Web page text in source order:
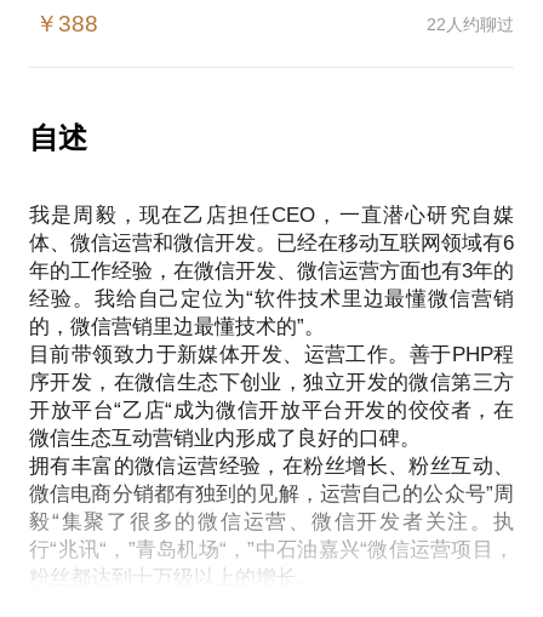
怎么结合微信技术中新的工具、新的玩法，做好粉丝
PS：以上问题咨询，请准备好企业公众号当前运营情
5000个左右；微信文章阅读量转发量都很低；微信大
业等，进行活动策划，实现快速的粉丝增长，平均增
加粉丝5万+。我愿意与你分享的内容包括：介绍市面
企业资源，更好地利用起来。PS.在选择与我见面
前，请把你的问题更具体化。毕竟一小时的谈话只能
解决一个小问题。请把你的问题提前发给我，方便我
做更精确的准备，提升见面效率。期待与你的见面。
￥388 22人约聊过
自述
我是周毅，现在乙店担任CEO，一直潜心研究自媒
体、微信运营和微信开发。已经在移动互联网领域有6
年的工作经验，在微信开发、微信运营方面也有3年的
经验。我给自己定位为“软件技术里边最懂微信营销
的，微信营销里边最懂技术的”。
目前带领致力于新媒体开发、运营工作。善于PHP程
序开发，在微信生态下创业，独立开发的微信第三方
开放平台“乙店“成为微信开放平台开发的佼佼者，在
微信生态互动营销业内形成了良好的口碑。
拥有丰富的微信运营经验，在粉丝增长、粉丝互动、
微信电商分销都有独到的见解，运营自己的公众号”周
毅“集聚了很多的微信运营、微信开发者关注。执
行“兆讯“，”青岛机场“，”中石油嘉兴“微信运营项目，
粉丝都达到十万级以上的增长。